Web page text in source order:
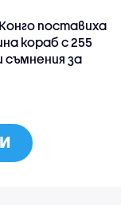
поставиха
кораб с 255
съмнения за